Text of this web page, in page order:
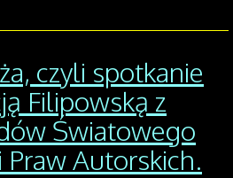
czyli spotkanie
Filipowską z
Światowego
Praw Autorskich.